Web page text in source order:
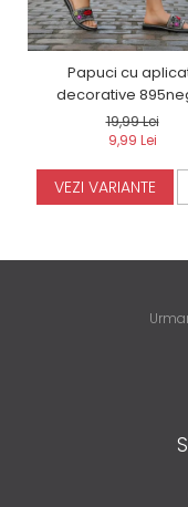
Papuci cu
decorative
19,99 Lei
9,99 Lei
VEZI VARIANTE